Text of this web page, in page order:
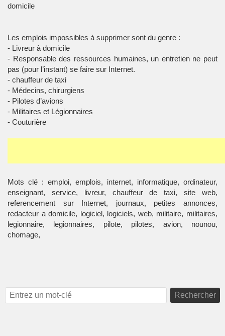
domicile
Les emplois impossibles à supprimer sont du genre :
- Livreur à domicile
- Responsable des ressources humaines, un entretien ne peut
pas (pour l’instant) se faire sur Internet.
- chauffeur de taxi
- Médecins, chirurgiens
- Pilotes d’avions
- Militaires et Légionnaires
- Couturière
Mots clé : emploi, emplois, internet, informatique, ordinateur,
enseignant, service, livreur, chauffeur de taxi, site web,
referencement sur Internet, journaux, petites annonces,
redacteur a domicile, logiciel, logiciels, web, militaire, militaires,
legionnaire, legionnaires, pilote, pilotes, avion, nounou,
chomage,
Rechercher